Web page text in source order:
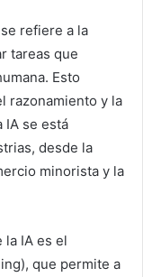
refiere a la
tareas que
Esto
razonamiento y la
IA se está
desde la
minorista y la
la IA es el
que permite a